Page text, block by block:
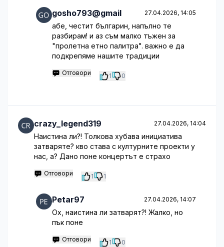
gosho793@gmail 27.04.2026, 14:05
абе, честит българин, напълно те
разбирам! и аз съм малко тъжен за
"пролетна етно палитра". важно е да
подкрепяме нашите традиции
Отговори 1 0
crazy_legend319 27.04.2026, 14:04
Наистина ли?! Толкова хубава инициатива
затваряте? кво става с културните проекти у
нас, а? Дано поне концертът е страхо
Отговори 1 1
Petar97 27.04.2026, 14:07
Ох, наистина ли затварят?! Жалко, но
пък поне
Отговори 1 0